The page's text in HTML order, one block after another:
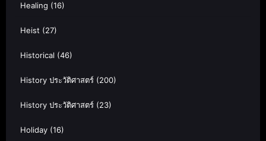
Healing (16)
Heist (27)
Historical (46)
History ประวัติศาสตร์ (200)
History ประวัติศาสตร์ (23)
Holiday (16)